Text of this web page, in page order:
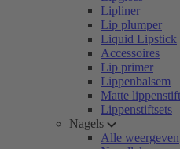
Lipliner
Lip plumper
Liquid Lipstick
Accessoires
Lip primer
Lippenbalsem
Matte lippenstift
Lippenstiftsets
Nagels
Alle weergeven